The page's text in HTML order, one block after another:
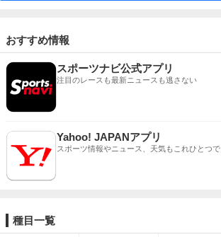
おすすめ情報
スポーツナビ公式アプリ
注目のレースも最新ニュースも逃さない
Yahoo! JAPANアプリ
スポーツ情報やニュース、天気もこれひとつで
種目一覧